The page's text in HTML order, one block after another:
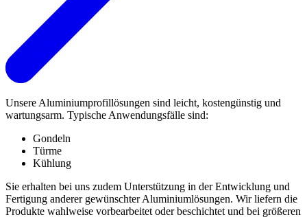
Unsere Aluminiumprofillösungen sind leicht, kostengünstig und
wartungsarm. Typische Anwendungsfälle sind:
Gondeln
Türme
Kühlung
Sie erhalten bei uns zudem Unterstützung in der Entwicklung und
Fertigung anderer gewünschter Aluminiumlösungen. Wir liefern die
Produkte wahlweise vorbearbeitet oder beschichtet und bei größeren